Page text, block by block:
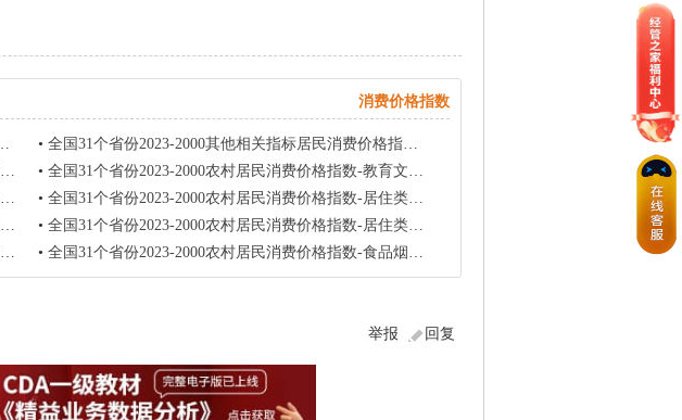
消费价格指数
• 全国31个省份2023-2000其他相关指标居民消费价格指数和商品零售价格指数农村商品零售价格总指数(上年=100)GDP人口常住含原始数据及无缺失值页签
• 全国31个省份2023-2000农村居民消费价格指数-教育文化娱乐类消费价格指数(上年=100，%)GDP人口常住含原始数据及无缺失值页签
• 全国31个省份2023-2000农村居民消费价格指数-居住类消费价格指数(上年=100，%)GDP人口常住含原始数据及无缺失值页签
• 全国31个省份2023-2000农村居民消费价格指数-居住类消费价格指数-水电燃料类消费价格指数(上年=100，%)GDP人口常住含原始数据及无缺失值页签
• 全国31个省份2023-2000农村居民消费价格指数-食品烟酒类消费价格指数-食品类消费价格指数(上年=100，%)GDP人口常住含原始数据及无缺失值页签
回复
举报